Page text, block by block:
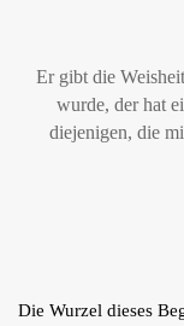
Er gibt die
wurde, der hat
diejenigen, die
Die Wurzel dieses